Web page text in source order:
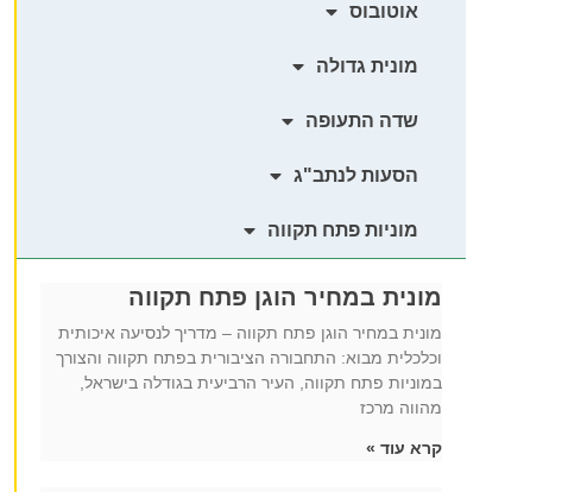
אוטובוס
מונית גדולה
שדה התעופה
הסעות לנתב"ג
מוניות פתח תקווה
מונית במחיר הוגן פתח תקווה
מונית במחיר הוגן פתח תקווה – מדריך לנסיעה איכותית
וכלכלית מבוא: התחבורה הציבורית בפתח תקווה והצורך
במוניות פתח תקווה, העיר הרביעית בגודלה בישראל,
מהווה מרכז
קרא עוד »